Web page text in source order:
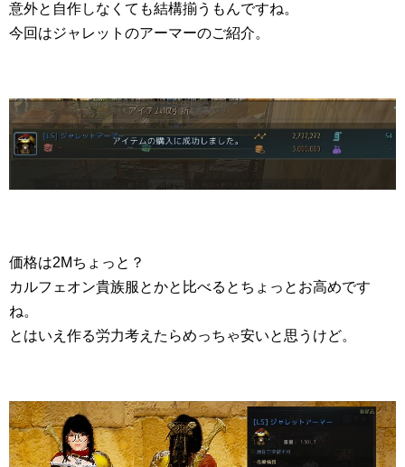
意外と自作しなくても結構揃うもんですね。
今回はジャレットのアーマーのご紹介。
価格は2Mちょっと？
カルフェオン貴族服とかと比べるとちょっとお高めです
ね。
とはいえ作る労力考えたらめっちゃ安いと思うけど。